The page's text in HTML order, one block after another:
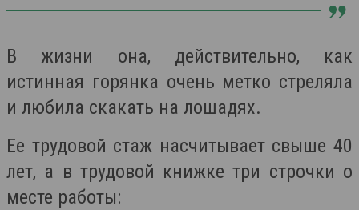
В жизни она, действительно, как
истинная горянка очень метко стреляла
и любила скакать на лошадях.
Ее трудовой стаж насчитывает свыше 40
лет, а в трудовой книжке три строчки о
месте работы: